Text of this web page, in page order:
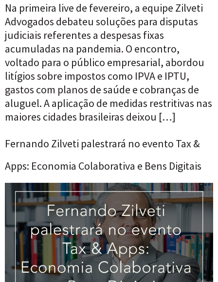
Na primeira live de fevereiro, a equipe Zilveti
Advogados debateu soluções para disputas
judiciais referentes a despesas fixas
acumuladas na pandemia. O encontro,
voltado para o público empresarial, abordou
litígios sobre impostos como IPVA e IPTU,
gastos com planos de saúde e cobranças de
aluguel. A aplicação de medidas restritivas nas
maiores cidades brasileiras deixou […]
Fernando Zilveti palestrará no evento Tax &
Apps: Economia Colaborativa e Bens Digitais